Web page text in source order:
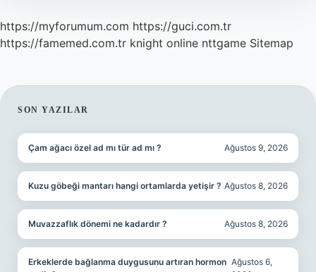
https://myforumum.com https://guci.com.tr
https://famemed.com.tr knight online nttgame Sitemap
SIDEBAR
SON YAZILAR
Çam ağacı özel ad mı tür ad mı ? Ağustos 9, 2026
Kuzu göbeği mantarı hangi ortamlarda yetişir ? Ağustos 8, 2026
Muvazzaflık dönemi ne kadardır ? Ağustos 8, 2026
Erkeklerde bağlanma duygusunu artıran hormon Ağustos 6,